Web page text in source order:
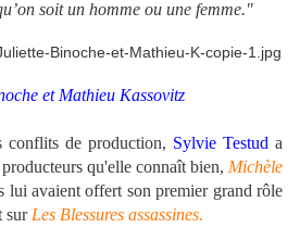
soit un homme ou une femme."
et Mathieu Kassovitz
de production, Sylvie Testud a
qu'elle connaît bien, Michèle
lui avaient offert son premier grand rôle
sur Les Blessures assassines.